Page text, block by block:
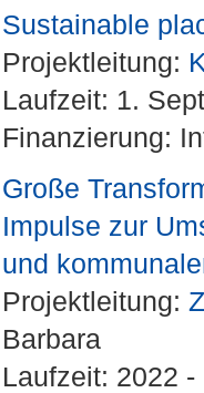
Sustainable
Projektleitung:
Laufzeit: 1.
Finanzierung:
Große
Impulse zur
und
Projektleitung:
Barbara
Laufzeit: 2022